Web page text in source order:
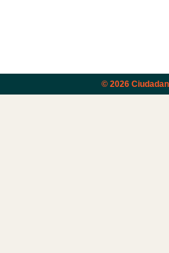
© 2026